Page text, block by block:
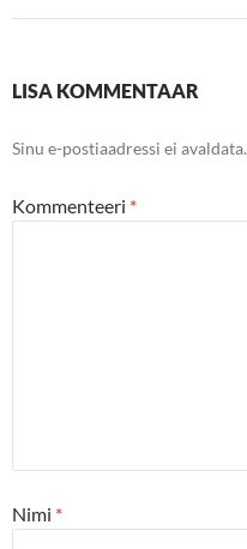
LISA KOMMENTAAR
Sinu e-postiaadressi ei avaldata.
Kommenteeri *
Nimi *